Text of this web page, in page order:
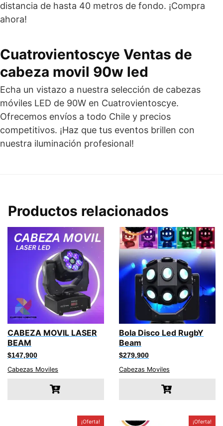
distancia de hasta 40 metros de fondo. ¡Compra
ahora!
Cuatrovientoscye Ventas de
cabeza movil 90w led
Echa un vistazo a nuestra selección de cabezas
móviles LED de 90W en Cuatrovientoscye.
Ofrecemos envíos a todo Chile y precios
competitivos. ¡Haz que tus eventos brillen con
nuestra iluminación profesional!
Productos relacionados
CABEZA MOVIL LASER
BEAM
$147,900
Cabezas Moviles
Bola Disco Led RugbY
Beam
$279,900
Cabezas Moviles
¡Oferta! ¡Oferta!